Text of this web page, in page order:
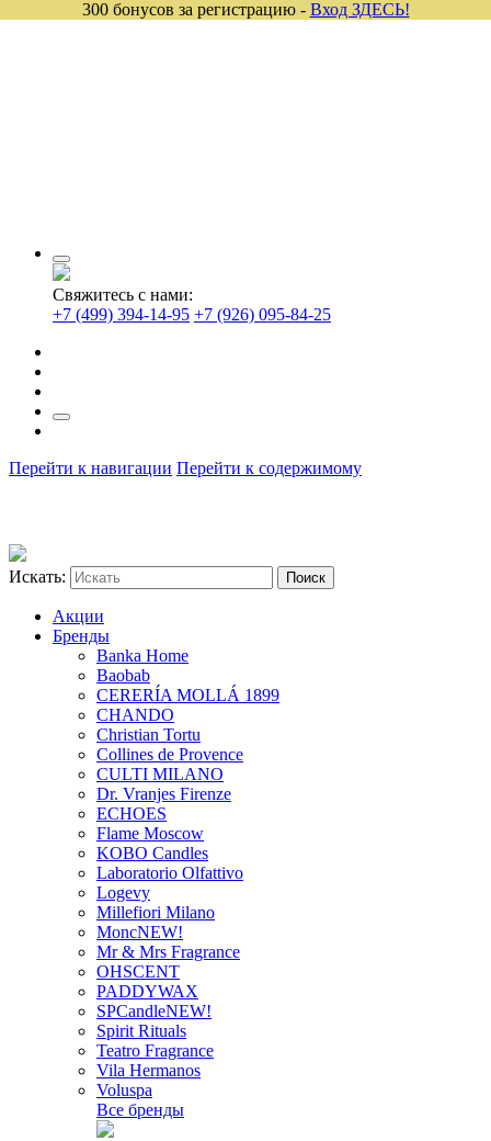
Свяжитесь с нами:
+7 (499) 394-14-95 +7 (926) 095-84-25
Перейти к навигации Перейти к содержимому
Искать:
Акции
Бренды
Banka Home
Baobab
CERERÍA MOLLÁ 1899
CHANDO
Christian Tortu
Collines de Provence
CULTI MILANO
Dr. Vranjes Firenze
ECHOES
Flame Moscow
KOBO Candles
Laboratorio Olfattivo
Logevy
Millefiori Milano
MoncNEW!
Mr & Mrs Fragrance
OHSCENT
PADDYWAX
SPCandleNEW!
Spirit Rituals
Teatro Fragrance
Vila Hermanos
Voluspa
Все бренды
300 бонусов за регистрацию - Вход ЗДЕСЬ!